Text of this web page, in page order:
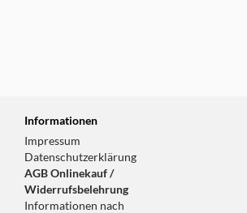
Informationen
Impressum
Datenschutzerklärung
AGB Onlinekauf /
Widerrufsbelehrung
Informationen nach